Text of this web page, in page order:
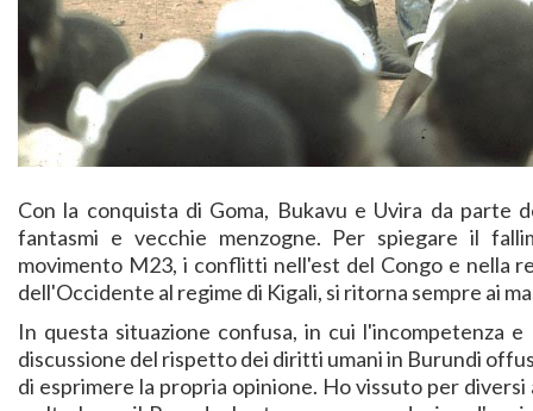
Con la conquista di Goma, Bukavu e Uvira da parte
fantasmi e vecchie menzogne. Per spiegare il
movimento M23, i conflitti nell'est del Congo e nella
dell'Occidente al regime di Kigali, si ritorna sempre ai
In questa situazione confusa, in cui l'incompetenza
discussione del rispetto dei diritti umani in Burundi
di esprimere la propria opinione. Ho vissuto per